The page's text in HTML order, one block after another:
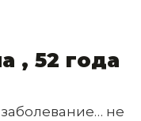
, 52 года
не